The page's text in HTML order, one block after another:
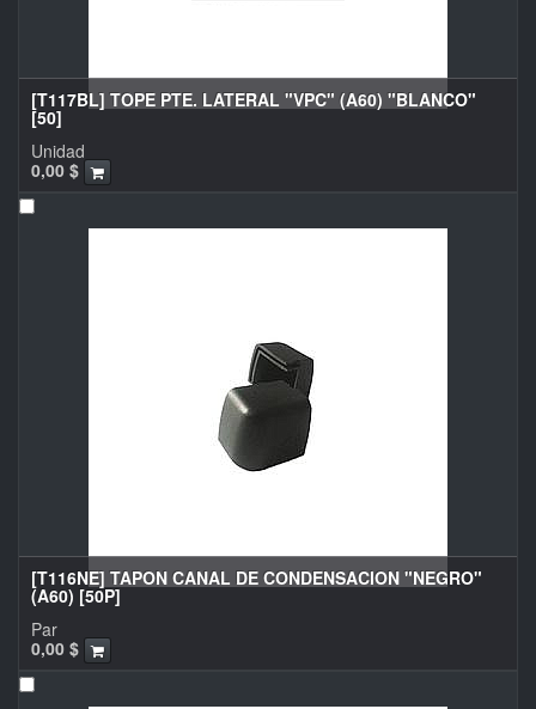
[T117BL] TOPE PTE. LATERAL "VPC" (A60) "BLANCO"
[50]
0,00 $
Unidad
[T116NE] TAPON CANAL DE CONDENSACION "NEGRO"
(A60) [50P]
0,00 $
Par